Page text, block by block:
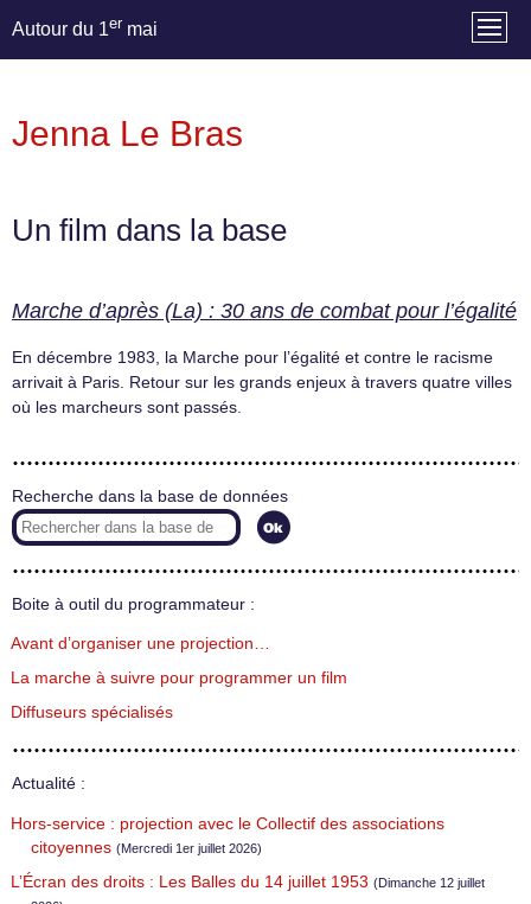
Autour du 1er mai
Jenna Le Bras
Un film dans la base
Marche d’après (La) : 30 ans de combat pour l’égalité
En décembre 1983, la Marche pour l’égalité et contre le racisme
arrivait à Paris. Retour sur les grands enjeux à travers quatre villes
où les marcheurs sont passés.
Recherche dans la base de données
Boite à outil du programmateur :
Avant d’organiser une projection…
La marche à suivre pour programmer un film
Diffuseurs spécialisés
Actualité :
Hors-service : projection avec le Collectif des associations
citoyennes (Mercredi 1er juillet 2026)
L’Écran des droits : Les Balles du 14 juillet 1953 (Dimanche 12 juillet